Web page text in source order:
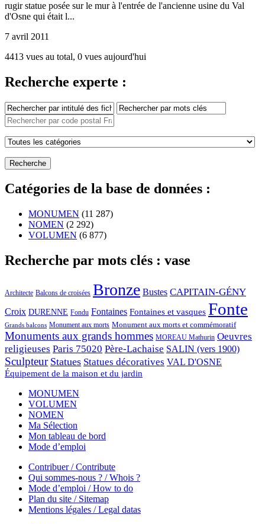
rugir statue posée sur le mur à l'entrée de l'ancienne usine du Val
d'Osne qui était l...
7 avril 2011
4413 vues au total, 0 vues aujourd'hui
Recherche experte :
Catégories de la base de données :
MONUMEN (11 287)
NOMEN (2 292)
VOLUMEN (6 877)
Recherche par mots clés : vase
Architecte Balcons de croisées Bronze Bustes CAPITAIN-GÉNY
Croix DURENNE Fondu Fontaines Fontaines et vasques Fonte
Grands balcons Monument aux morts Monument aux morts et commémoratif
Monuments aux grands hommes MOREAU Mathurin Oeuvres
religieuses Paris 75020 Père-Lachaise SALIN (vers 1900)
Sculpteur Statues Statues décoratives VAL D'OSNE
Équipement de la maison et du jardin
MONUMEN
VOLUMEN
NOMEN
Ma Sélection
Mon tableau de bord
Mode d’emploi
Contribuer / Contribute
Qui sommes-nous ? / Whois ?
Mode d’emploi / How to do
Plan du site / Sitemap
Mentions légales / Legal datas